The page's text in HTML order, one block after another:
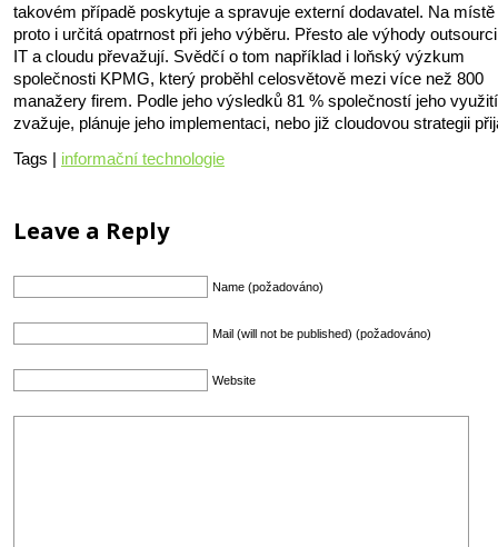
takovém případě poskytuje a spravuje externí dodavatel. Na místě
proto i určitá opatrnost při jeho výběru. Přesto ale výhody
IT a cloudu převažují. Svědčí o tom například i loňský výzkum
společnosti KPMG, který proběhl celosvětově mezi více než 800
manažery firem. Podle jeho výsledků 81 % společností jeho
zvažuje, plánuje jeho implementaci, nebo již cloudovou strategii
Tags | informační technologie
Leave a Reply
Name (požadováno)
Mail (will not be published) (požadováno)
Website